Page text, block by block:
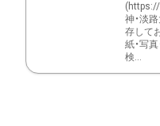
神・淡
存して
紙・写真
検...